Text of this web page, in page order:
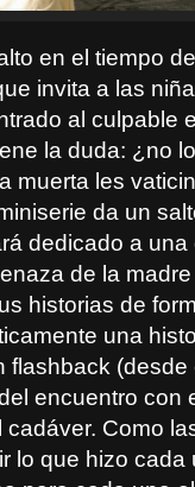
en el tiempo
invita a las
al culpable
la duda: ¿no
muerta les
da un
dedicado a
de la
historias de
una
flashback
encuentro con
Como
lo que hizo